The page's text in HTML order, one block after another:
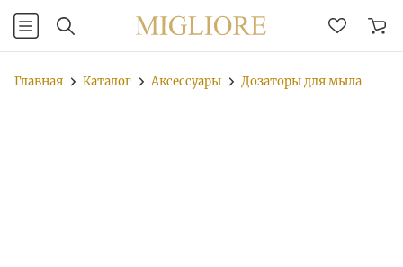
Главная Каталог Аксессуары Дозаторы для мыла